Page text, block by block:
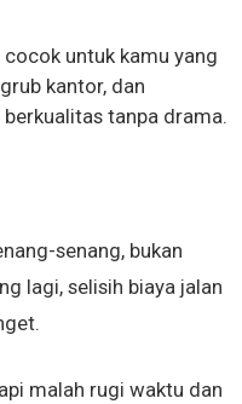
untuk kamu yang
kantor, dan
tanpa drama.
senang, bukan
lagi, selisih biaya jalan
malah rugi waktu dan